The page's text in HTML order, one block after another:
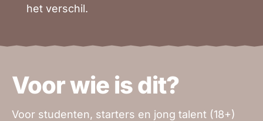
het verschil.
Voor wie is dit?
Voor studenten, starters en jong talent (18+)